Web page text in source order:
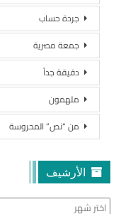
جردة حساب
جمعة مصرية
دقيقة جداً
ملهمون
من “نص” المحروسة
الأرشيف
الأرشيف